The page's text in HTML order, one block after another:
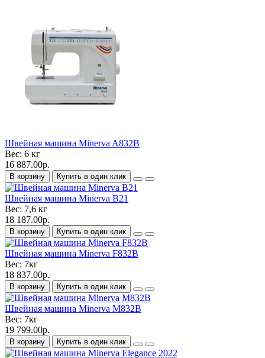
Швейная машина Minerva A832B
Вес: 6 кг
16 887.00р.
В корзину Купить в один клик
Швейная машина Minerva B21
Вес: 7,6 кг
18 187.00р.
В корзину Купить в один клик
Швейная машина Minerva F832B
Вес: 7кг
18 837.00р.
В корзину Купить в один клик
Швейная машина Minerva M832B
Вес: 7кг
19 799.00р.
В корзину Купить в один клик